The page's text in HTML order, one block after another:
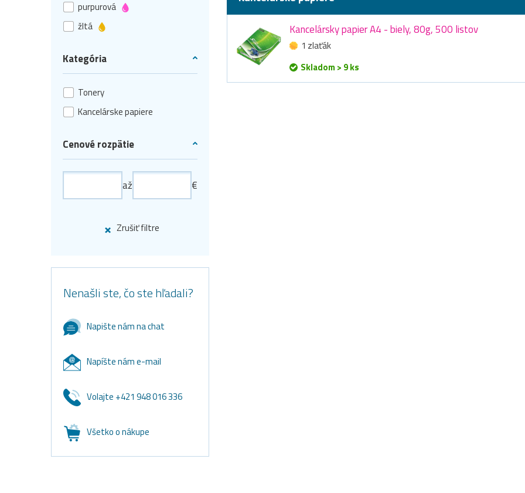
purpurová
žltá
Kategória
Tonery
Kancelárske papiere
Cenové rozpätie
až €
Zrušiť filtre
Nenašli ste, čo ste hľadali?
Napište nám na chat
Napíšte nám e-mail
Volajte +421 948 016 336
Všetko o nákupe
Kancelársky papier A4 - biely, 80g, 500 listov
1 zlaťák
Skladom > 9 ks